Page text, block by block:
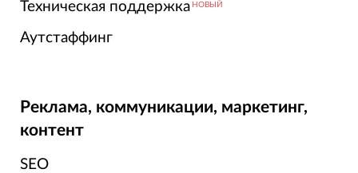
Техническая поддержка НОВЫЙ
Аутстаффинг
Реклама, коммуникации, маркетинг,
контент
SEO